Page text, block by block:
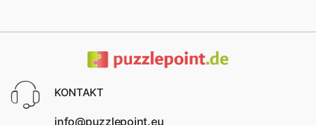
KONTAKT
info@puzzlepoint.eu